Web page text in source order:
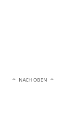
NACH OBEN